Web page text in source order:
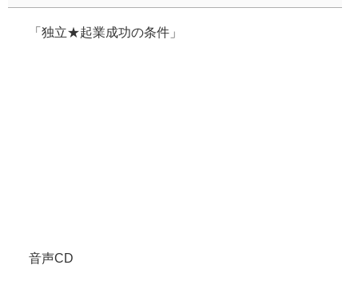
「独立★起業成功の条件」
音声CD